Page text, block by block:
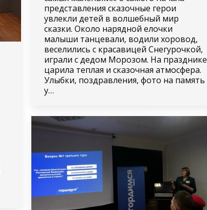
представления сказочные герои
увлекли детей в волшебный мир
сказки. Около нарядной елочки
малыши танцевали, водили хоровод,
веселились с красавицей Снегурочкой,
играли с дедом Морозом. На празднике
царила теплая и сказочная атмосфера.
Улыбки, поздравления, фото на память
у…